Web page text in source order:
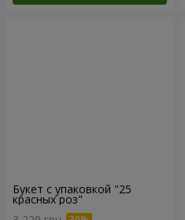
Букет с упаковкой "25
красных роз"